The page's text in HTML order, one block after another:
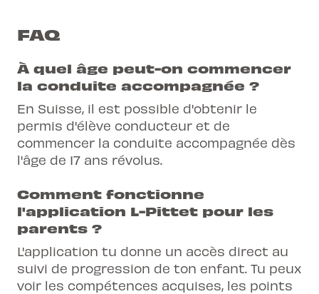
FAQ
À quel âge peut-on commencer
la conduite accompagnée ?
En Suisse, il est possible d'obtenir le
permis d'élève conducteur et de
commencer la conduite accompagnée dès
l'âge de 17 ans révolus.
Comment fonctionne
l'application L-Pittet pour les
parents ?
L'application tu donne un accès direct au
suivi de progression de ton enfant. Tu peux
voir les compétences acquises, les points